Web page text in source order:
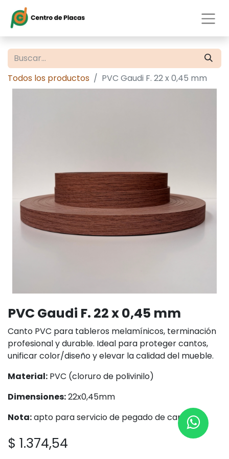
Todos los productos PVC Gaudi F. 22 x 0,45 mm
PVC Gaudi F. 22 x 0,45 mm
Canto PVC para tableros melamínicos, terminación
profesional y durable. Ideal para proteger cantos,
unificar color/diseño y elevar la calidad del mueble.
Material: PVC (cloruro de polivinilo)
Dimensiones:22x0,45mm
Nota:apto para servicio de pegado de cantos
$ 1.374,54